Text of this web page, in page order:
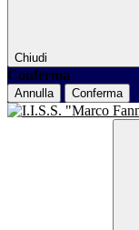
Chiudi
Conferma
Annulla Conferma